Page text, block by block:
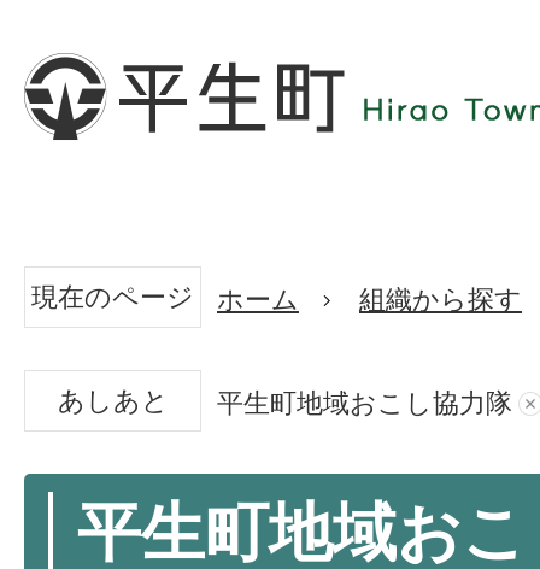
現在のページ ホーム 組織から探す
あしあと 平生町地域おこし協力隊
平生町地域お